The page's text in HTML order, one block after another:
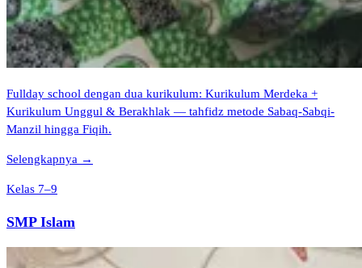
Fullday school dengan dua kurikulum: Kurikulum Merdeka +
Kurikulum Unggul & Berakhlak — tahfidz metode Sabaq-Sabqi-
Manzil hingga Fiqih.
Selengkapnya →
Kelas 7–9
SMP Islam